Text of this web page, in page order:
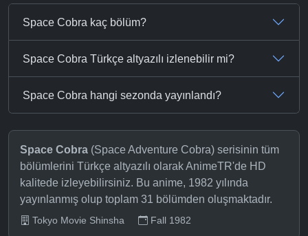
Space Cobra kaç bölüm?
Space Cobra Türkçe altyazılı izlenebilir mi?
Space Cobra hangi sezonda yayınlandı?
Space Cobra (Space Adventure Cobra) serisinin tüm
bölümlerini Türkçe altyazılı olarak AnimeTR'de HD
kalitede izleyebilirsiniz. Bu anime, 1982 yılında
yayınlanmış olup toplam 31 bölümden oluşmaktadır.
Tokyo Movie Shinsha Fall 1982